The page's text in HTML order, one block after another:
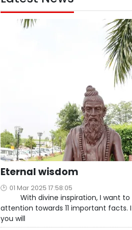
Eternal wisdom
01 Mar 2025 17:58:05
With divine inspiration, I want to
attention towards 11 important facts.
you will